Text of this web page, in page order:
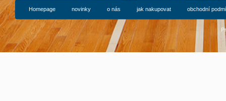
Homepage novinky o nás jak nakupovat obchodní